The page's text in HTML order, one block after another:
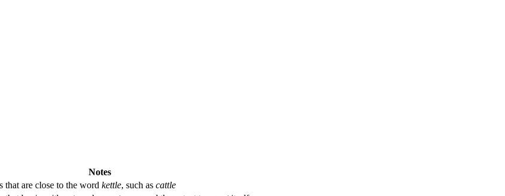
Notes
that are close to the word kettle, such as cattle